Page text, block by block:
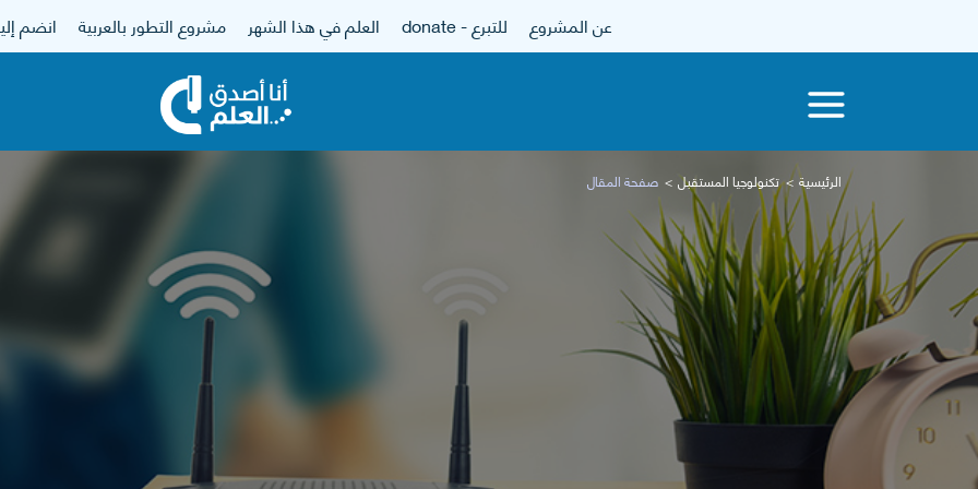
عن المشروع للتبرع - donate العلم في هذا الشهر مشروع التطور بالعربية انضم
الرئيسية تكنولوجيا المستقبل صفحة المقال